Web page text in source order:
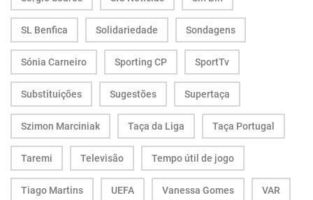
SL Benfica Solidariedade Sondagens
Sónia Carneiro Sporting CP SportTv
Substituições Sugestões Supertaça
Szimon Marciniak Taça da Liga Taça Portugal
Taremi Televisão Tempo útil de jogo
Tiago Martins UEFA Vanessa Gomes VAR